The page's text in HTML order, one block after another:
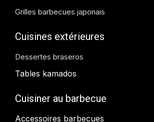
Grilles barbecues japonais
Cuisines extérieures
Dessertes braseros
Tables kamados
Cuisiner au barbecue
Accessoires barbecues